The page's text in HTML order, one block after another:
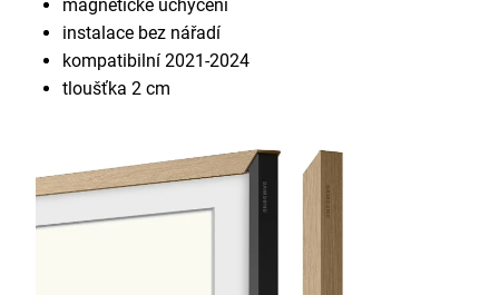
magnetické uchycení
instalace bez nářadí
kompatibilní 2021-2024
tloušťka 2 cm